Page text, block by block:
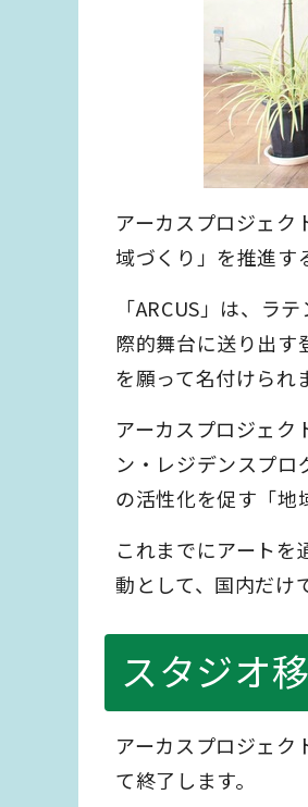
アーカスプロジェ
域づくり」を推進す
「ARCUS」は、ラ
際的舞台に送り出す
を願って名付けられ
アーカスプロジェク
ン・レジデンスプ
の活性化を促す「地
これまでにアート
動として、国内だけ
スタジオ
アーカスプロジェク
て終了します。